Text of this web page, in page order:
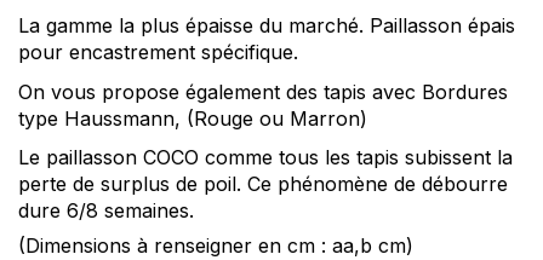
La gamme la plus épaisse du marché. Paillasson épais
pour encastrement spécifique.
On vous propose également des tapis avec Bordures
type Haussmann, (Rouge ou Marron)
Le paillasson COCO comme tous les tapis subissent la
perte de surplus de poil. Ce phénomène de débourre
dure 6/8 semaines.
(Dimensions à renseigner en cm : aa,b cm)